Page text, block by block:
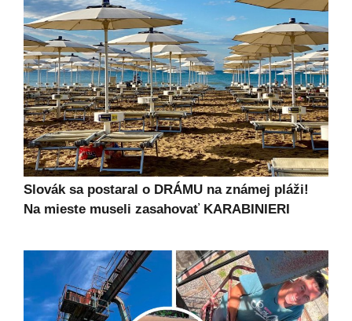
Slovák sa postaral o DRÁMU na známej pláži!
Na mieste museli zasahovať KARABINIERI